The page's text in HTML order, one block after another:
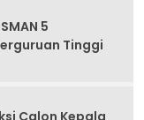
5
Tinggi